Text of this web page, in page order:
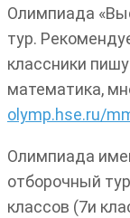
Олимпиада
тур.
классники
математика,
olymp.hse.ru/
Олимпиада
отборочный
классов (7и